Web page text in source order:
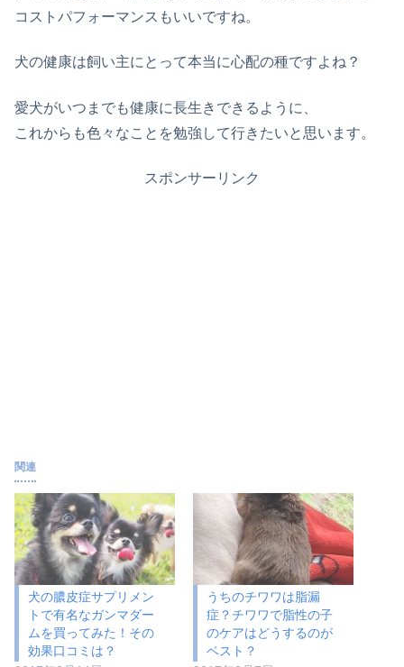
コストパフォーマンスもいいですね。
犬の健康は飼い主にとって本当に心配の種ですよね？
愛犬がいつまでも健康に長生きできるように、
これからも色々なことを勉強して行きたいと思います。
スポンサーリンク
関連
犬の膿皮症サプリメン
トで有名なガンマダー
ムを買ってみた！その
効果口コミは？
うちのチワワは脂漏
症？チワワで脂性の子
のケアはどうするのが
ベスト？